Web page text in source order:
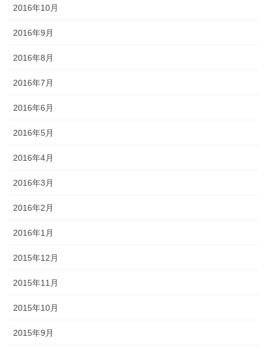
2016年10月
2016年9月
2016年8月
2016年7月
2016年6月
2016年5月
2016年4月
2016年3月
2016年2月
2016年1月
2015年12月
2015年11月
2015年10月
2015年9月